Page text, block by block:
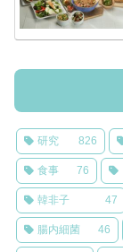
研究 826
食事 76
韓非子 47
腸内細菌 46